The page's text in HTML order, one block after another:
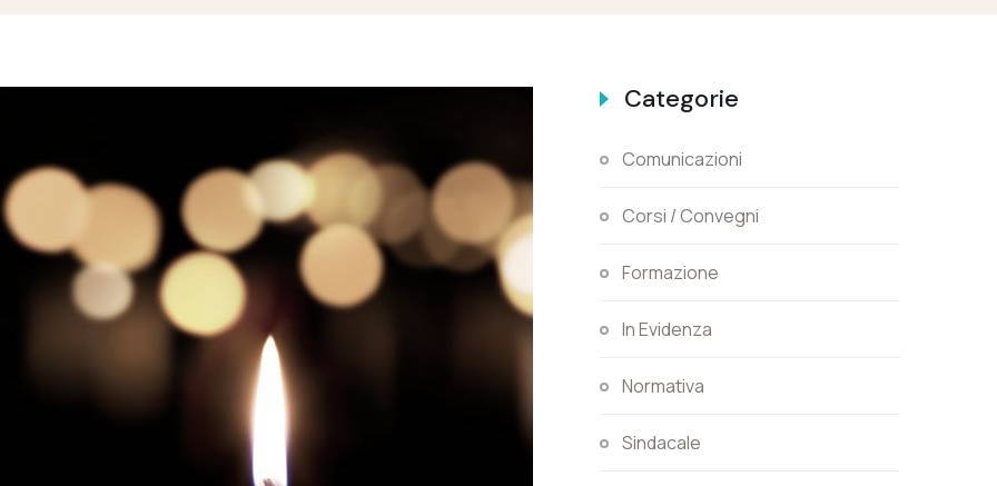
Categorie
Comunicazioni
Corsi / Convegni
Formazione
In Evidenza
Normativa
Sindacale